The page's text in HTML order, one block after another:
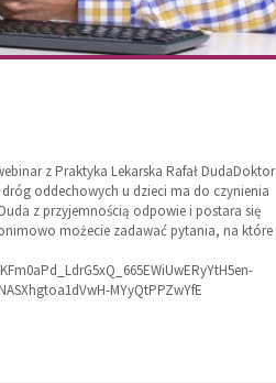
z Praktyka Lekarska Rafał DudaDoktor
oddechowych u dzieci ma do czynienia
z przyjemnością odpowie i postara się
możecie zadawać pytania, na które
MYyQtPPZwYfE